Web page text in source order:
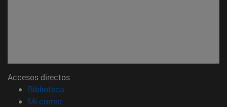
Accesos directos
Biblioteca
Mi correo(abre en nueva ventana)